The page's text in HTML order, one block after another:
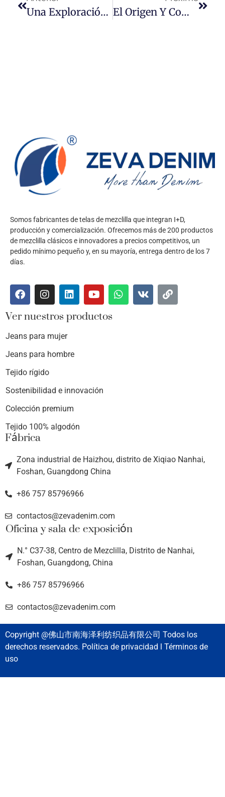
Una Exploración En Profundidad De Las Tecnologías De Lavado Con Ozono Y Láser En El Procesamiento Textil El Origen Y Composición De La Tela De Mezclilla
Somos fabricantes de telas de mezclilla que integran I+D,
producción y comercialización. Ofrecemos más de 200 productos
de mezclilla clásicos e innovadores a precios competitivos, un
pedido mínimo pequeño y, en su mayoría, entrega dentro de los 7
días.
Ver nuestros productos
Jeans para mujer
Jeans para hombre
Tejido rígido
Sostenibilidad e innovación
Colección premium
Tejido 100% algodón
Fábrica
Zona industrial de Haizhou, distrito de Xiqiao Nanhai,
Foshan, Guangdong China
+86 757 85796966
contactos@zevadenim.com
Oficina y sala de exposición
N.° C37-38, Centro de Mezclilla, Distrito de Nanhai,
Foshan, Guangdong, China
+86 757 85796966
contactos@zevadenim.com
Copyright @佛山市南海泽利纺织品有限公司 Todos los
derechos reservados. Política de privacidad l Términos de
uso